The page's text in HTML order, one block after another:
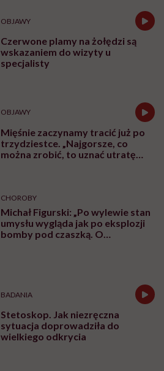
OBJAWY
Czerwone plamy na żołędzi są
wskazaniem do wizyty u
specjalisty
OBJAWY
Mięśnie zaczynamy tracić już po
trzydziestce. „Najgorsze, co
można zrobić, to uznać utratę
CHOROBY
Michał Figurski: „Po wylewie stan
umysłu wygląda jak po eksplozji
bomby pod czaszką. O
BADANIA
Stetoskop. Jak niezręczna
sytuacja doprowadziła do
wielkiego odkrycia